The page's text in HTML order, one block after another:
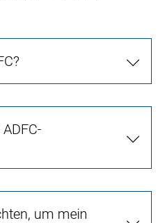
um mein